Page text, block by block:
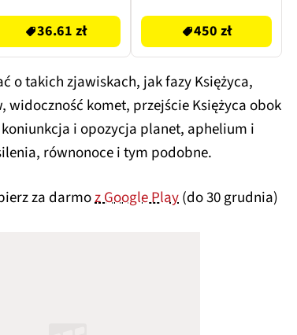
36.61 zł 450 zł
o takich zjawiskach, jak fazy Księżyca,
komet, przejście Księżyca obok
i opozycja planet, aphelium i
równonoce i tym podobne.
za darmoz Google Play(do 30 grudnia)